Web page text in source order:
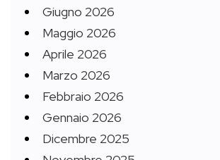
Giugno 2026
Maggio 2026
Aprile 2026
Marzo 2026
Febbraio 2026
Gennaio 2026
Dicembre 2025